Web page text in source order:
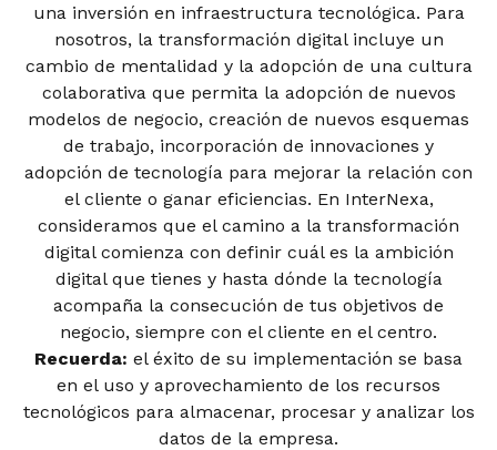
una inversión en infraestructura tecnológica. Para
nosotros, la transformación digital incluye un
cambio de mentalidad y la adopción de una cultura
colaborativa que permita la adopción de nuevos
modelos de negocio, creación de nuevos esquemas
de trabajo, incorporación de innovaciones y
adopción de tecnología para mejorar la relación con
el cliente o ganar eficiencias. En InterNexa,
consideramos que el camino a la transformación
digital comienza con definir cuál es la ambición
digital que tienes y hasta dónde la tecnología
acompaña la consecución de tus objetivos de
negocio, siempre con el cliente en el centro.
Recuerda: el éxito de su implementación se basa
en el uso y aprovechamiento de los recursos
tecnológicos para almacenar, procesar y analizar los
datos de la empresa.